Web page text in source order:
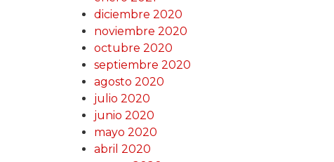
diciembre 2020
noviembre 2020
octubre 2020
septiembre 2020
agosto 2020
julio 2020
junio 2020
mayo 2020
abril 2020